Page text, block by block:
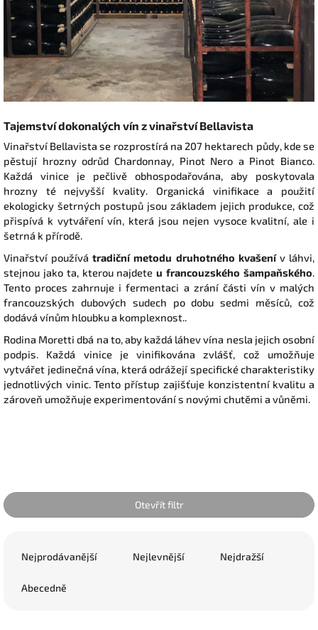
Tajemstvídokonalých vín zvinařství Bellavista
Vinařství Bellavista se rozprostírá na 207 hektarech půdy, kde se
pěstují hrozny odrůd Chardonnay, Pinot Nero a Pinot Bianco.
Každá vinice je pečlivě obhospodařována, aby poskytovala
hrozny té nejvyšší kvality. Organická vinifikace a použití
ekologicky šetrných postupů jsou základem jejich produkce, což
přispívá k vytváření vín, která jsou nejen vysoce kvalitní, ale i
šetrná k přírodě.
Vinařství používátradiční metodu druhotného kvašenív láhvi,
stejnou jako ta, kterou najdeteu francouzského šampaňského.
Tento proces zahrnuje i fermentaci a zrání části vín v malých
francouzských dubových sudech po dobu sedmi měsíců, což
dodává vínům hloubku a komplexnost..
Rodina Moretti dbá na to, aby každá láhev vína nesla jejich osobní
podpis. Každá vinice je vinifikována zvlášť, což umožňuje
vytvářet jedinečná vína, která odrážejí specifické charakteristiky
jednotlivých vinic. Tento přístup zajišťuje konzistentní kvalitu a
zároveň umožňuje experimentování s novými chutěmi a vůněmi.
Otevřít filtr
Nejprodávanější Nejlevnější Nejdražší
Abecedně